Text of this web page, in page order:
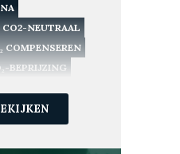
CO2-NEUTRAAL
COMPENSEREN
BEPRIJZING
MARKTEN